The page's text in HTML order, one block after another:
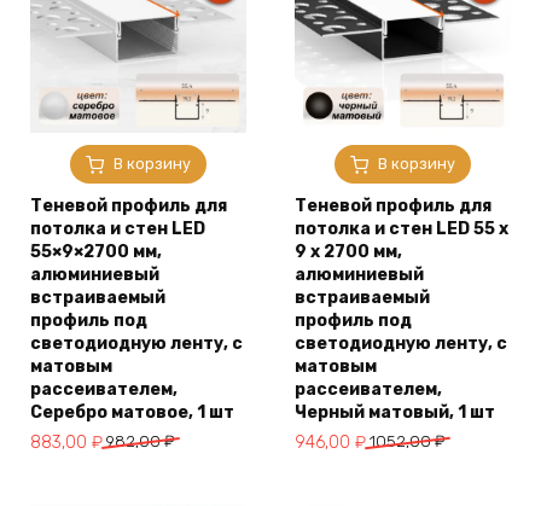
В корзину
Теневой профиль для
потолка и стен LED
55×9×2700 мм,
алюминиевый
встраиваемый
профиль под
светодиодную ленту, с
матовым
рассеивателем,
Серебро матовое, 1 шт
982,00₽
Первоначальная
883,00 ₽
Текущая
В корзину
Теневой профиль для
потолка и стен LED 55 х
9 х 2700 мм,
алюминиевый
встраиваемый
профиль под
светодиодную ленту, с
матовым
рассеивателем,
Черный матовый, 1 шт
1052,00₽
Первоначальная
946,00 ₽
Текущая